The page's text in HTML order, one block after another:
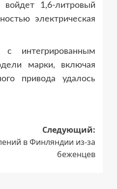
1,6-литровый
электрическая
интегрированным
марки, включая
привода удалось
Следующий:
в Финляндии из-за
беженцев